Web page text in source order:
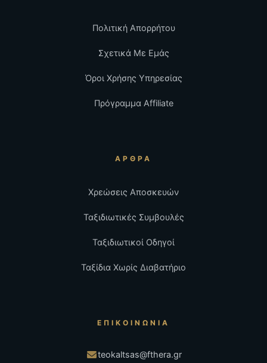
Πολιτική Απορρήτου
Σχετικά Με Εμάς
Όροι Χρήσης Υπηρεσίας
Πρόγραμμα Affiliate
ΆΡΘΡΑ
Χρεώσεις Αποσκευών
Ταξιδιωτικές Συμβουλές
Ταξιδιωτικοί Οδηγοί
Ταξίδια Χωρίς Διαβατήριο
ΕΠΙΚΟΙΝΩΝΊΑ
teokaltsas@fthera.gr